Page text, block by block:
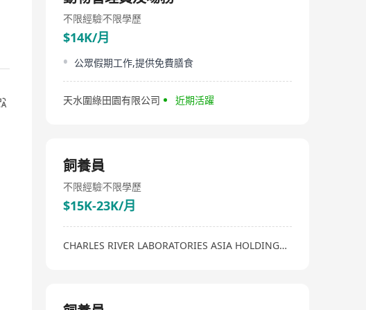
不限經驗不限學歷
$14K/月
公眾假期工作,提供免費膳食
天水圍綠田園有限公司 近期活躍
飼養員
不限經驗不限學歷
$15K-23K/月
CHARLES RIVER LABORATORIES ASIA HOLDINGS LIMITED